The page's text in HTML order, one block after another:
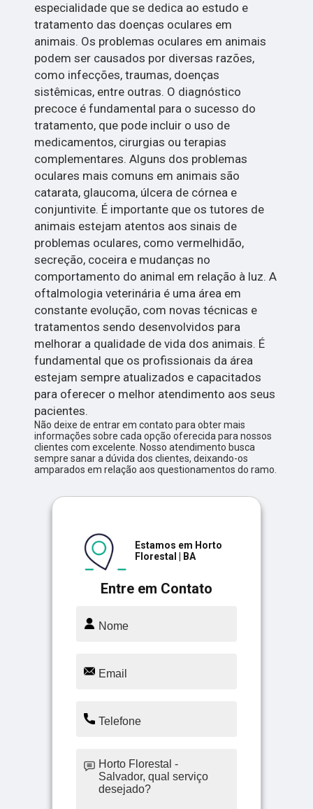
especialidade que se dedica ao estudo e
tratamento das doenças oculares em
animais. Os problemas oculares em animais
podem ser causados por diversas razões,
como infecções, traumas, doenças
sistêmicas, entre outras. O diagnóstico
precoce é fundamental para o sucesso do
tratamento, que pode incluir o uso de
medicamentos, cirurgias ou terapias
complementares. Alguns dos problemas
oculares mais comuns em animais são
catarata, glaucoma, úlcera de córnea e
conjuntivite. É importante que os tutores de
animais estejam atentos aos sinais de
problemas oculares, como vermelhidão,
secreção, coceira e mudanças no
comportamento do animal em relação à luz. A
oftalmologia veterinária é uma área em
constante evolução, com novas técnicas e
tratamentos sendo desenvolvidos para
melhorar a qualidade de vida dos animais. É
fundamental que os profissionais da área
estejam sempre atualizados e capacitados
para oferecer o melhor atendimento aos seus
pacientes.
Não deixe de entrar em contato para obter mais
informações sobre cada opção oferecida para nossos
clientes com excelente. Nosso atendimento busca
sempre sanar a dúvida dos clientes, deixando-os
amparados em relação aos questionamentos do ramo.
Entre em Contato
Estamos em Horto
Florestal | BA